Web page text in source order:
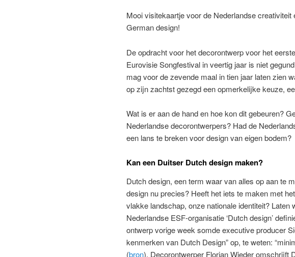
Mooi visitekaartje voor de Nederlandse
German design!
De opdracht voor het decorontwerp voor het
Eurovisie Songfestival in veertig jaar is niet
mag voor de zevende maal in tien jaar laten zien
op zijn zachtst gezegd een opmerkelijke keuze,
Wat is er aan de hand en hoe kon dit gebeuren?
Nederlandse decorontwerpers? Had de
een lans te breken voor design van eigen bodem?
Kan een Duitser Dutch design maken?
Dutch design, een term waar van alles op aan te
design nu precies? Heeft het iets te maken met
vlakke landschap, onze nationale identiteit? Laten
Nederlandse ESF-organisatie ‘Dutch design’
ontwerp vorige week somde executive producer
kenmerken van Dutch Design” op, te weten:
(bron). Decorontwerper Florian Wieder omschrijft